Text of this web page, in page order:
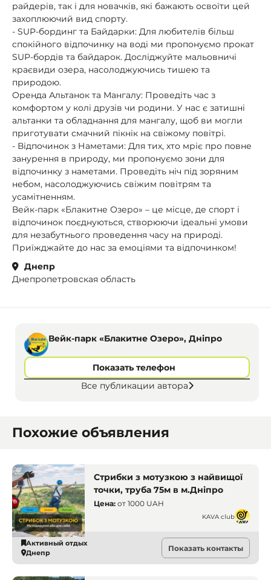
райдерів, так і для новачків, які бажають освоїти цей
захоплюючий вид спорту.
- SUP-бординг та Байдарки: Для любителів більш
спокійного відпочинку на воді ми пропонуємо прокат
SUP-бордів та байдарок. Досліджуйте мальовничі
краєвиди озера, насолоджуючись тишею та
природою.
Оренда Альтанок та Мангалу: Проведіть час з
комфортом у колі друзів чи родини. У нас є затишні
альтанки та обладнання для мангалу, щоб ви могли
приготувати смачний пікнік на свіжому повітрі.
- Відпочинок з Наметами: Для тих, хто мріє про повне
занурення в природу, ми пропонуємо зони для
відпочинку з наметами. Проведіть ніч під зоряним
небом, насолоджуючись свіжим повітрям та
усамітненням.
Вейк-парк «Блакитне Озеро» – це місце, де спорт і
відпочинок поєднуються, створюючи ідеальні умови
для незабутнього проведення часу на природі.
Приїжджайте до нас за емоціями та відпочинком!
Днепр
Днепропетровская область
Вейк-парк «Блакитне Озеро», Дніпро
Показать телефон
Все публикации автора
Похожие объявления
Стрибки з мотузкою з найвищої
точки, труба 75м в м.Дніпро
Цена: от 1000 UAH
KAVA club
Активный отдых
Днепр
Показать контакты